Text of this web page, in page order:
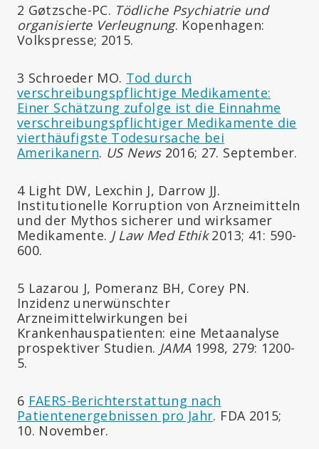
2 Gøtzsche-PC. Tödliche Psychiatrie und
organisierte Verleugnung. Kopenhagen:
Volkspresse; 2015.
3 Schroeder MO. Tod durch
verschreibungspflichtige Medikamente:
Einer Schätzung zufolge ist die Einnahme
verschreibungspflichtiger Medikamente die
vierthäufigste Todesursache bei
Amerikanern. US News2016; 27. September.
4 Light DW, Lexchin J, Darrow JJ.
Institutionelle Korruption von Arzneimitteln
und der Mythos sicherer und wirksamer
Medikamente. J Law Med Ethik2013; 41: 590-
600.
5 Lazarou J, Pomeranz BH, Corey PN.
Inzidenz unerwünschter
Arzneimittelwirkungen bei
Krankenhauspatienten: eine Metaanalyse
prospektiver Studien. JAMA1998, 279: 1200-
5.
6 FAERS-Berichterstattung nach
Patientenergebnissen pro Jahr. FDA 2015;
10. November.